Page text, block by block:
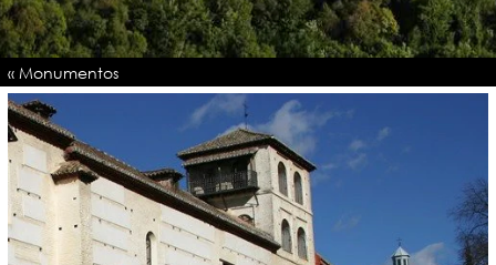
« Monumentos